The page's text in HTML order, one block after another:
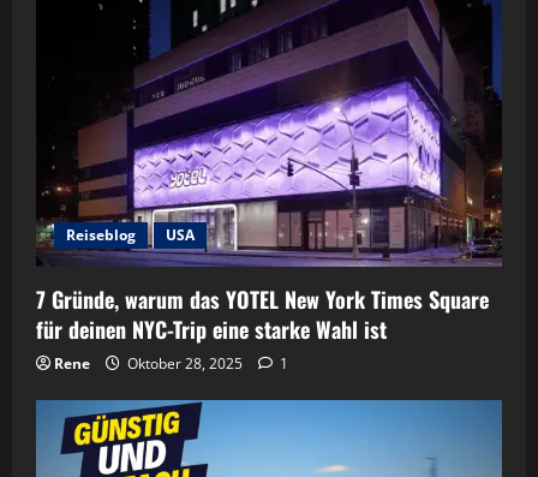
Reiseblog USA
7 Gründe, warum das YOTEL New York Times Square
für deinen NYC-Trip eine starke Wahl ist
Rene Oktober 28, 2025 1